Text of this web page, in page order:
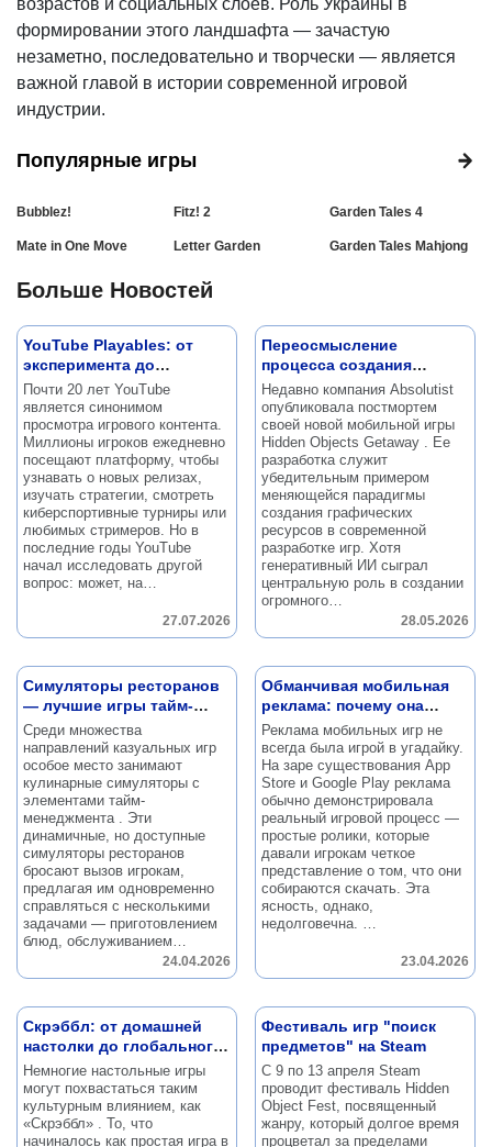
возрастов и социальных слоев. Роль Украины в
формировании этого ландшафта — зачастую
незаметно, последовательно и творчески — является
важной главой в истории современной игровой
индустрии.
Популярные игры
Bubblez! Fitz! 2 Garden Tales 4
Mate in One Move Letter Garden Garden Tales Mahjong
Больше Новостей
YouTube Playables: от
эксперимента до
официальной функции
Почти 20 лет YouTube
является синонимом
просмотра игрового контента.
Миллионы игроков ежедневно
посещают платформу, чтобы
узнавать о новых релизах,
изучать стратегии, смотреть
киберспортивные турниры или
любимых стримеров. Но в
последние годы YouTube
начал исследовать другой
вопрос: может, на…
27.07.2026
Переосмысление
процесса создания
графики: постмортем
игры Hidden Objects
Getaway
Недавно компания Absolutist
опубликовала постмортем
своей новой мобильной игры
Hidden Objects Getaway . Ее
разработка служит
убедительным примером
меняющейся парадигмы
создания графических
ресурсов в современной
разработке игр. Хотя
генеративный ИИ сыграл
центральную роль в создании
огромного…
28.05.2026
Симуляторы ресторанов
— лучшие игры тайм-
менеджмент
Среди множества
направлений казуальных игр
особое место занимают
кулинарные симуляторы с
элементами тайм-
менеджмента . Эти
динамичные, но доступные
симуляторы ресторанов
бросают вызов игрокам,
предлагая им одновременно
справляться с несколькими
задачами — приготовлением
блюд, обслуживанием…
24.04.2026
Обманчивая мобильная
реклама: почему она
работает
Реклама мобильных игр не
всегда была игрой в угадайку.
На заре существования App
Store и Google Play реклама
обычно демонстрировала
реальный игровой процесс —
простые ролики, которые
давали игрокам четкое
представление о том, что они
собираются скачать. Эта
ясность, однако,
недолговечна. …
23.04.2026
Скрэббл: от домашней
настолки до глобального
феномена
Немногие настольные игры
могут похвастаться таким
культурным влиянием, как
«Скрэббл» . То, что
начиналось как простая игра в
Фестиваль игр "поиск
предметов" на Steam
С 9 по 13 апреля Steam
проводит фестиваль Hidden
Object Fest, посвященный
жанру, который долгое время
процветал за пределами